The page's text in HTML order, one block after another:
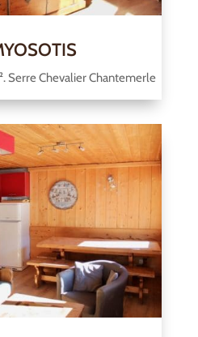
Serre Chevalier Chantemerle